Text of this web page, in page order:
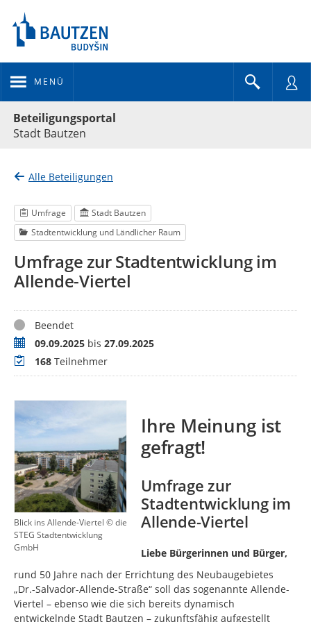
MENÜ
Beteiligungsportal
Stadt Bautzen
Alle Beteiligungen
Umfrage
Stadt Bautzen
Stadtentwicklung und Ländlicher Raum
Umfrage zur Stadtentwicklung im
Allende-Viertel
StatusBeendet
Zeitraum09.09.2025 bis 27.09.2025
Teilnehmer
168 Teilnehmer
Blick ins Allende-Viertel © die
STEG Stadtentwicklung
GmbH
Ihre Meinung ist
gefragt!
Umfrage zur
Stadtentwicklung im
Allende-Viertel
Liebe Bürgerinnen und Bürger,
rund 50 Jahre nach der Errichtung des Neubaugebietes
„Dr.-Salvador-Allende-Straße“ soll das sogenannte Allende-
Viertel – ebenso wie die sich bereits dynamisch
entwickelnde Stadt Bautzen – zukunftsfähig aufgestellt